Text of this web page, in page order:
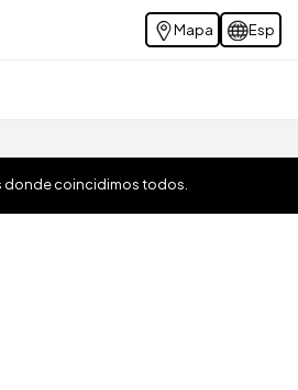
Mapa Esp
donde coincidimos todos.